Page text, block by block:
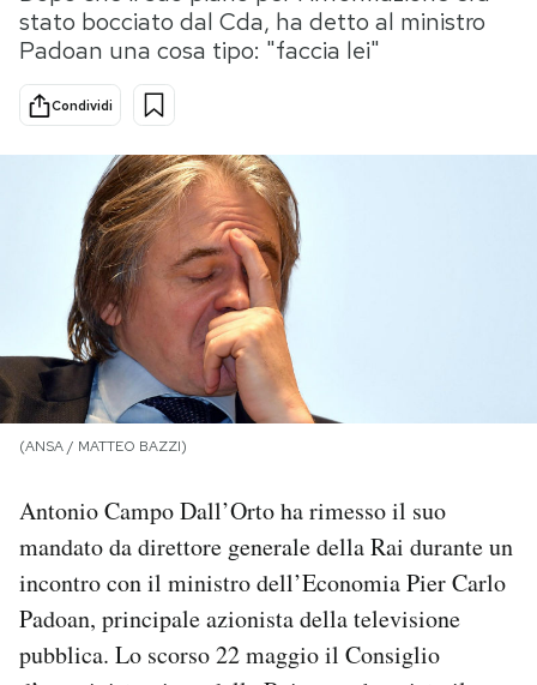
Scienza
Sport
Media
Europa
PODCAST
NEWSLETTER
I MIEI PREFERITI
SHOP
AREA PERSONALE
Area Personale
stato bocciato dal Cda, ha detto al ministro
Padoan una cosa tipo: "faccia lei"
Condividi
(ANSA / MATTEO BAZZI)
Antonio Campo Dall’Orto ha rimesso il suo
mandato da direttore generale della Rai durante un
incontro con il ministro dell’Economia Pier Carlo
Padoan, principale azionista della televisione
pubblica. Lo scorso 22 maggio il Consiglio